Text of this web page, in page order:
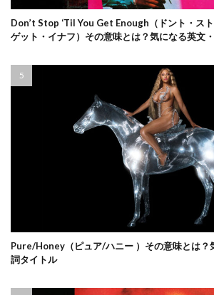
Don’t Stop ‘Til You Get Enough（ドント・ス
ゲット・イナフ）その意味とは？気になる英文
Pure/Honey（ピュア/ハニー ）その意味とは？
詞タイトル